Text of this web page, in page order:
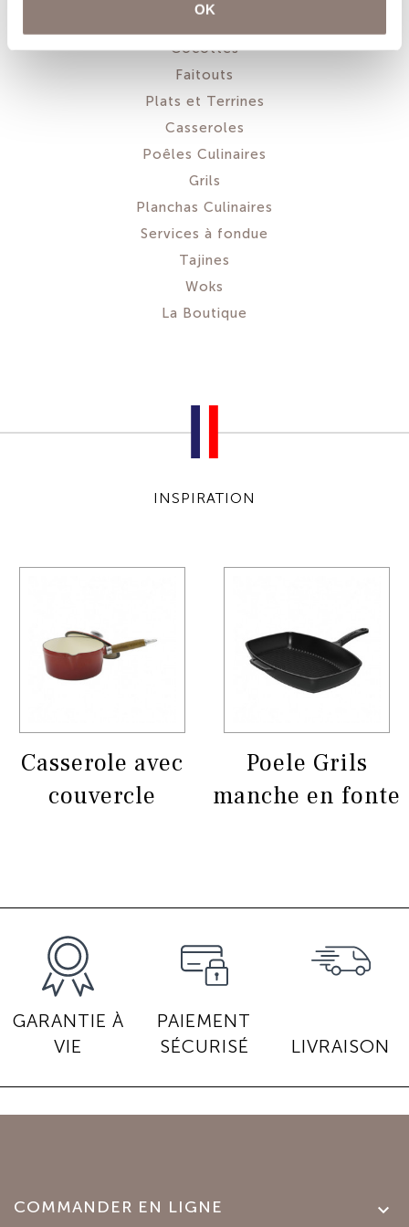
OK
Cocottes
Faitouts
Plats et Terrines
Casseroles
Poêles Culinaires
Grils
Planchas Culinaires
Services à fondue
Tajines
Woks
La Boutique
INSPIRATION
Casserole avec
couvercle
Poele Grils
manche en fonte
GARANTIE À
VIE
PAIEMENT
SÉCURISÉ
LIVRAISON
COMMANDER EN LIGNE 